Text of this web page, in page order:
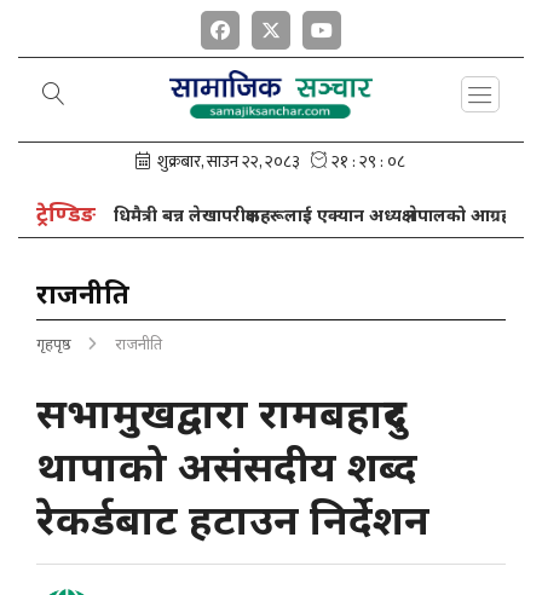
ट्रेण्डिङ
प्रविधिमैत्री बन्न लेखापरीक्षकहरूलाई एक्यान अध्यक्ष नेपालको आग्रह
राजनीति
गृहपृष्ठ राजनीति
सभामुखद्वारा रामबहादुर
थापाको असंसदीय शब्द
रेकर्डबाट हटाउन निर्देशन